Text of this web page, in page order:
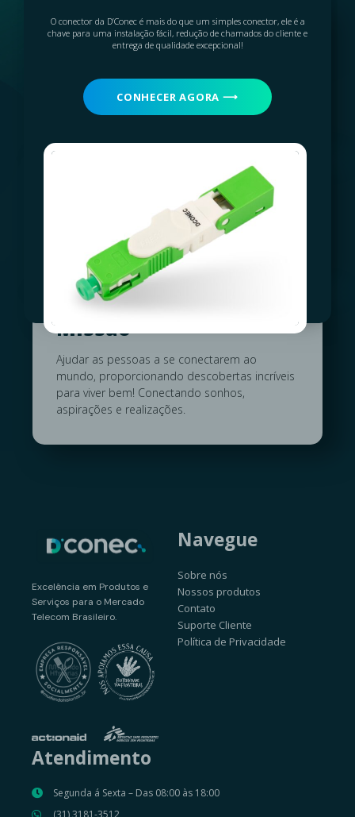
Valores
Parceria, conhecimento, criatividade,
superação, foco, agilidade, resiliência, lucro,
pertencimento, “antifrágil” e propósito.
Expandir nossas operações e diversificar
nossos segmentos de atuação.
Missão
Ajudar as pessoas a se conectarem ao
mundo, proporcionando descobertas incríveis
para viver bem! Conectando sonhos,
aspirações e realizações.
Excelência em Produtos e
Serviços para o Mercado
Telecom Brasileiro.
Navegue
Sobre nós
Nossos produtos
Contato
Suporte Cliente
Política de Privacidade
Atendimento
Segunda á Sexta – Das 08:00 às 18:00
O conector da D’Conec é mais do que um simples conector, ele é a
chave para uma instalação fácil, redução de chamados do cliente e
entrega de qualidade excepcional!
CONHECER AGORA ⟶